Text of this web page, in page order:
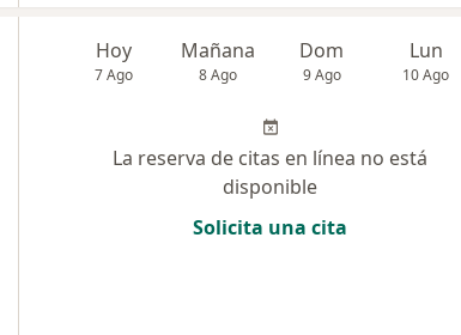
Hoy
7 Ago
Mañana
8 Ago
Dom
9 Ago
Lun
10 Ago
La reserva de citas en línea no está
disponible
Solicita una cita